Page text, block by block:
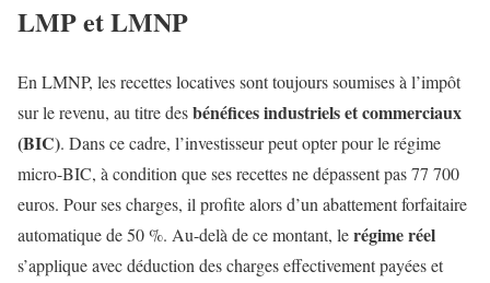
LMP et LMNP
En LMNP, les recettes locatives sont toujours soumises à l’impôt
sur le revenu, au titre desbénéficesindustriels et commerciaux
(BIC). Dans ce cadre, l’investisseur peut opter pour le régime
micro-BIC, à condition que ses recettes ne dépassent pas 77 700
euros. Pour ses charges, il profite alors d’un abattement forfaitaire
automatique de 50 %. Au-delà de ce montant, lerégime réel
s’applique avec déduction des charges effectivement payées et